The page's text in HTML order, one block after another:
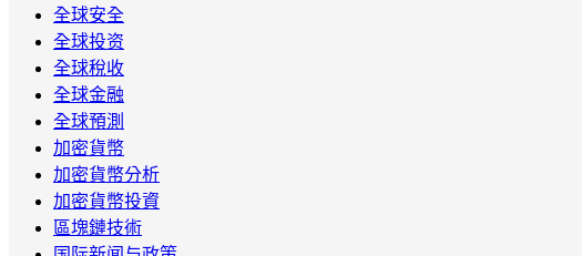
全球安全
全球投资
全球稅收
全球金融
全球預測
加密貨幣
加密貨幣分析
加密貨幣投資
區塊鏈技術